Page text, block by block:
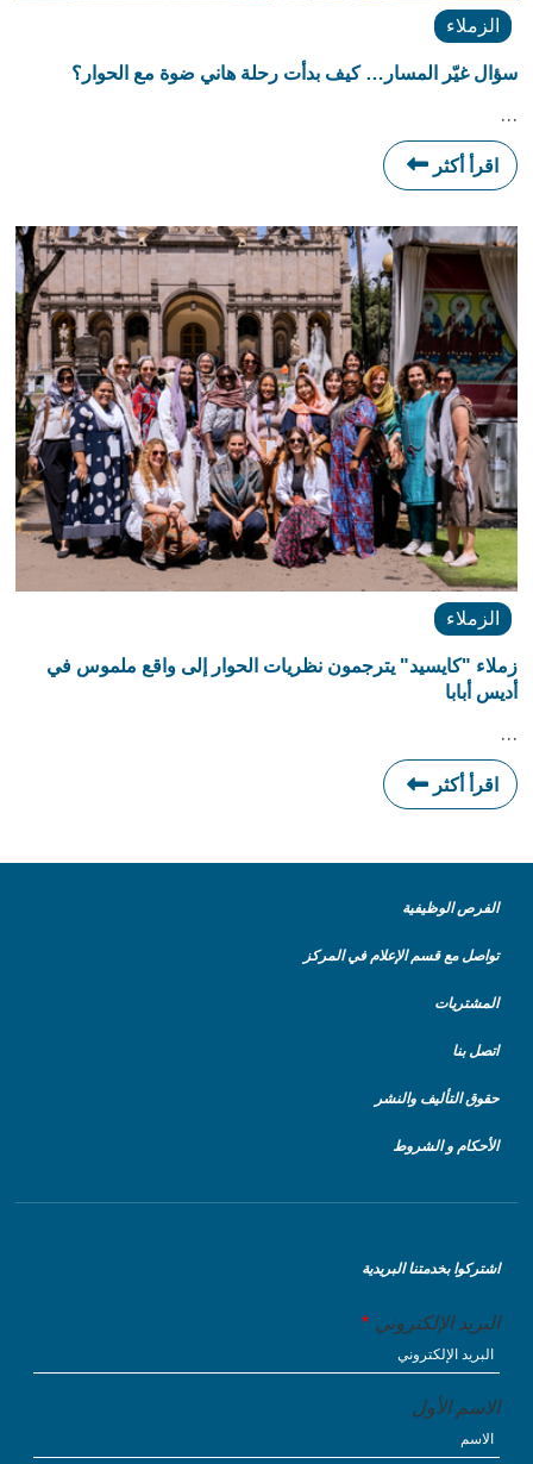
الزملاء
سؤال غيّر المسار… كيف بدأت رحلة هاني ضوة مع الحوار؟
…
اقرأ أكثر
الزملاء
زملاء "كايسيد" يترجمون نظريات الحوار إلى واقع ملموس في
أديس أبابا
…
اقرأ أكثر
الفرص الوظيفية
تواصل مع قسم الإعلام في المركز
المشتريات
اتصل بنا
حقوق التأليف والنشر
الأحكام و الشروط
اشتركوا بخدمتنا البريدية
البريد الإلكتروني
الاسم الأول